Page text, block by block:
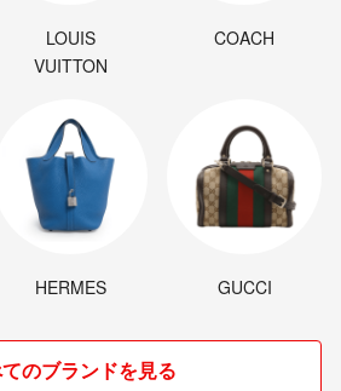
LOUIS
VUITTON
COACH
HERMES GUCCI
のブランドを見る